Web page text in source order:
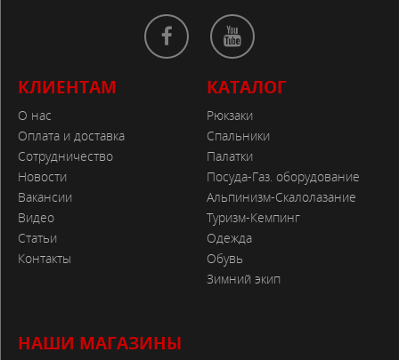
КЛИЕНТАМ
О нас
Оплата и доставка
Сотрудничество
Новости
Вакансии
Видео
Статьи
Контакты
КАТАЛОГ
Рюкзаки
Спальники
Палатки
Посуда-Газ. оборудование
Альпинизм-Скалолазание
Туризм-Кемпинг
Одежда
Обувь
Зимний экип
НАШИ МАГАЗИНЫ